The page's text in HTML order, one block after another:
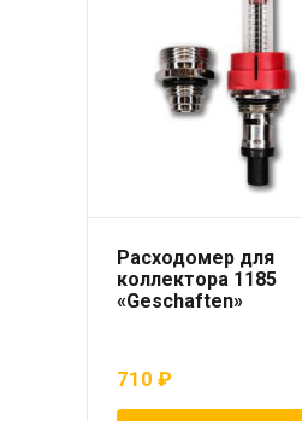
Расходомер для
коллектора 1185
«Geschaften»
710 ₽